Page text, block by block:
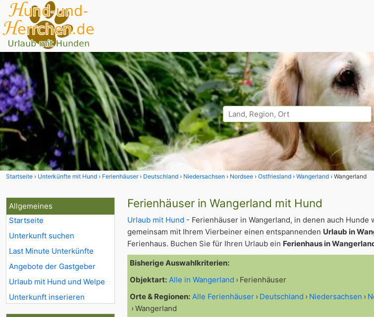
Startseite Unterkünfte mit Hund Ferienhäuser Deutschland Niedersachsen Nordsee Ostfriesland Wangerland Wangerland
Allgemeines
Startseite
Unterkunft suchen
Last Minute Unterkünfte
Angebote der Gastgeber
Urlaub mit Hund und Welpe
Unterkunft inserieren
Ferienhäuser in Wangerland mit Hund
Urlaub mit Hund - Ferienhäuser in Wangerland, in denen auch
gemeinsam mit Ihrem Vierbeiner einen entspannenden Urlaub in
Ferienhaus. Buchen Sie für Ihren Urlaub ein Ferienhaus in
Bisherige Auswahlkriterien:
Objektart: Alle in Wangerland
Ferienhäuser
Orte & Regionen: Alle Ferienhäuser Deutschland Niedersachsen
Wangerland